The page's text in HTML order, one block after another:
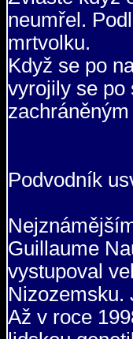
neumřel.
mrtvolku.
Když se po
vyrojily se po
Podvodník
Guillaume
vystupoval
Nizozemsku.
Až v roce